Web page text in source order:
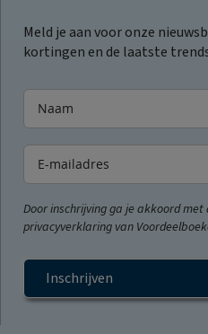
Meld je aan voor onze
kortingen en de laatste
Door inschrijving ga je akkoord
privacyverklaring van
Inschrijven